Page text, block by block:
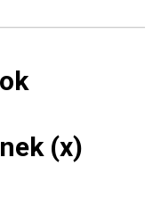
(x)